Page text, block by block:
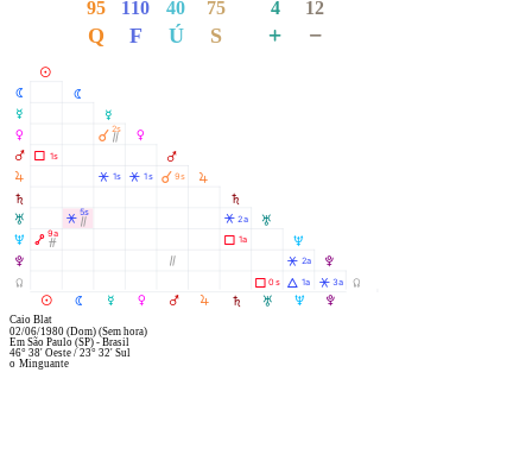
Q
95
F
110
Ú
40
S
75
+
4
−
12
M
M
N
N
N
O
O
O
P
P
P
Q
Q
Q
R
R
R
S
S
S
T
T
T
U
U
U
V
V
V
Y
Y
1s
Ä Ó
9a
Â Ò
5s
À Ò
2s
Â 1s Â 1s À 9s
Ò
Â 2a
Ã 1a
Ã 0s
Â 2a
Á 1a Â 3a
Caio Blat
02/06/1980 (Dom) (Sem hora)
EmSão Paulo (SP) - Brasil
46° 38' Oeste/23° 32' Sul
Minguante
o